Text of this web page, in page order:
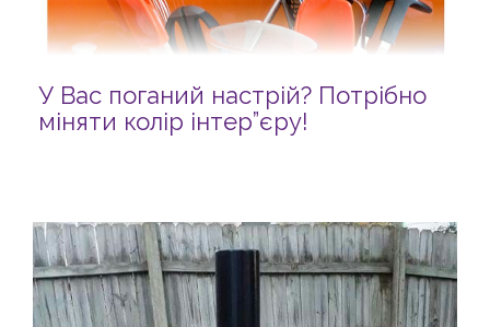
У Вас поганий настрій? Потрібно
міняти колір інтер”єру!